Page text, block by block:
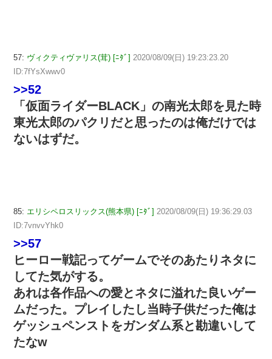
57: ヴィクティヴァリス(茸) [ﾆﾀﾞ] 2020/08/09(日) 19:23:23.20
ID:7fYsXwwv0
>>52
「仮面ライダーBLACK」の南光太郎を見た時
東光太郎のパクリだと思ったのは俺だけでは
ないはずだ。
85: エリシペロスリックス(熊本県) [ﾆﾀﾞ] 2020/08/09(日) 19:36:29.03
ID:7vnvvYhk0
>>57
ヒーロー戦記ってゲームでそのあたりネタに
してた気がする。
あれは各作品への愛とネタに溢れた良いゲー
ムだった。プレイしたし当時子供だった俺は
ゲッシュペンストをガンダム系と勘違いして
たなw